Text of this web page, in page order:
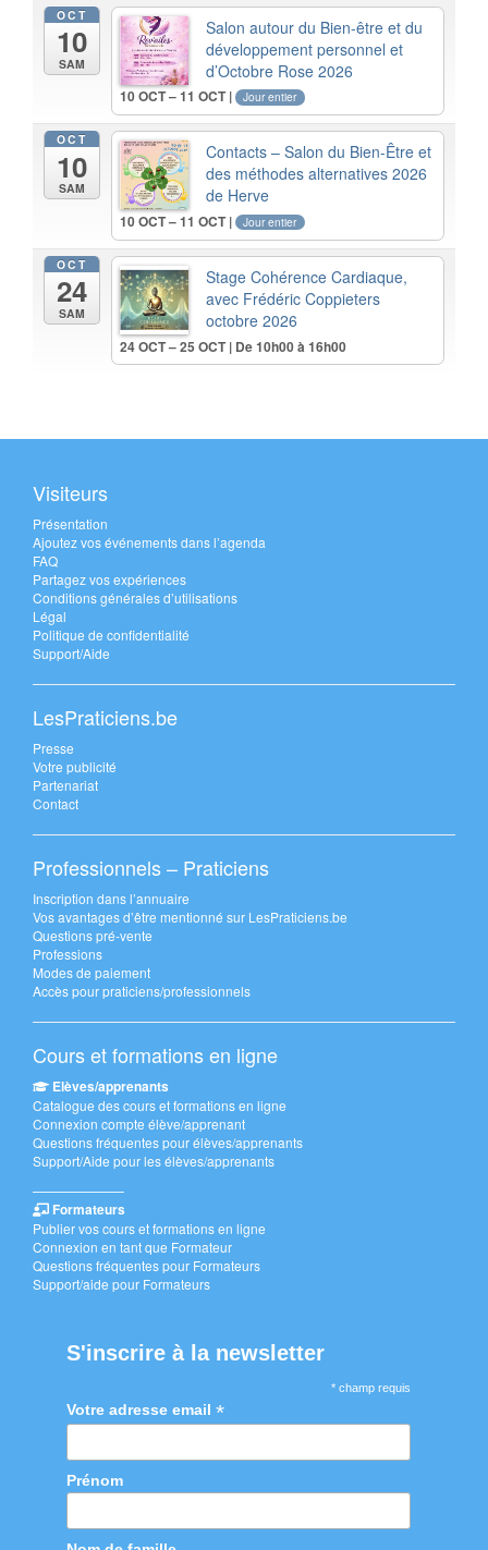
OCT
10
SAM
Salon autour du Bien-être et du
développement personnel et
d’Octobre Rose 2026
10 OCT – 11 OCT | Jour entier
OCT
10
SAM
Contacts – Salon du Bien-Être et
des méthodes alternatives 2026
de Herve
10 OCT – 11 OCT | Jour entier
OCT
24
SAM
Stage Cohérence Cardiaque,
avec Frédéric Coppieters
octobre 2026
24 OCT – 25 OCT | De 10h00 à 16h00
Visiteurs
Présentation
Ajoutez vos événements dans l’agenda
FAQ
Partagez vos expériences
Conditions générales d’utilisations
Légal
Politique de confidentialité
Support/Aide
LesPraticiens.be
Presse
Votre publicité
Partenariat
Contact
Professionnels – Praticiens
Inscription dans l’annuaire
Vos avantages d’être mentionné sur LesPraticiens.be
Questions pré-vente
Professions
Modes de paiement
Accès pour praticiens/professionnels
Cours et formations en ligne
Elèves/apprenants
Catalogue des cours et formations en ligne
Connexion compte élève/apprenant
Questions fréquentes pour élèves/apprenants
Support/Aide pour les élèves/apprenants
———————
Formateurs
Publier vos cours et formations en ligne
Connexion en tant que Formateur
Questions fréquentes pour Formateurs
Support/aide pour Formateurs
S'inscrire à la newsletter
* champ requis
Votre adresse email*
Prénom